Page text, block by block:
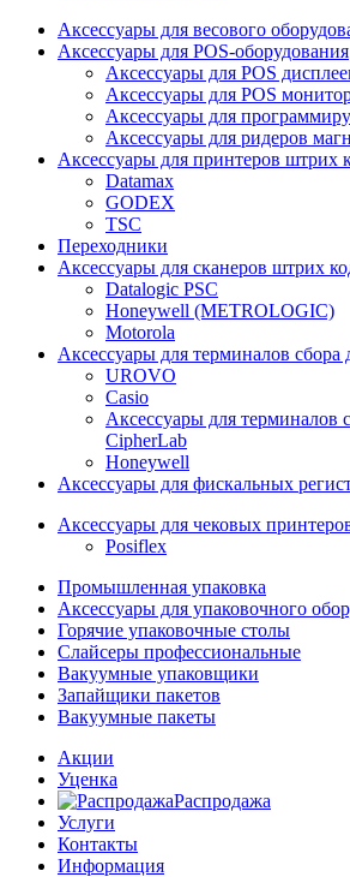
Аксессуары для весового
Аксессуары для POS-оборудования
Аксессуары для POS
Аксессуары для POS
Аксессуары для
Аксессуары для ридеров
Аксессуары для принтеров штрих
Datamax
GODEX
TSC
Переходники
Аксессуары для сканеров штрих
Datalogic PSC
Honeywell (METROLOGIC)
Motorola
Аксессуары для терминалов сбора
UROVO
Casio
Аксессуары для терминалов
CipherLab
Honeywell
Аксессуары для фискальных
Аксессуары для чековых
Posiflex
Промышленная упаковка
Аксессуары для упаковочного
Горячие упаковочные столы
Слайсеры профессиональные
Вакуумные упаковщики
Запайщики пакетов
Вакуумные пакеты
Акции
Уценка
Распродажа
Услуги
Контакты
Информация